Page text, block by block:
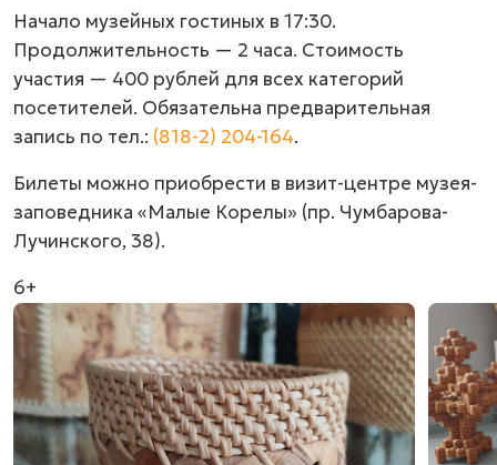
Начало музейных гостиных в 17:30.
Продолжительность — 2 часа. Стоимость
участия — 400 рублей для всех категорий
посетителей. Обязательна предварительная
запись по тел.: (818-2) 204-164.
Билеты можно приобрести в визит-центре музея-
заповедника «Малые Корелы» (пр. Чумбарова-
Лучинского, 38).
6+